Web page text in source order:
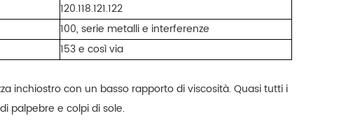
120.118.121.122
100, serie metalli e interferenze
153 e così via
inchiostro con un basso rapporto di viscosità. Quasi tutti i
palpebre e colpi di sole.